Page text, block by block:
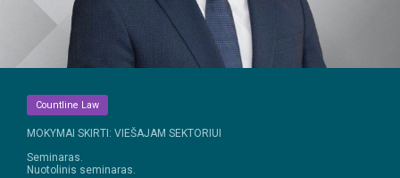
Countline Law
MOKYMAI SKIRTI: VIEŠAJAM SEKTORIUI
Seminaras.
Nuotolinis seminaras.